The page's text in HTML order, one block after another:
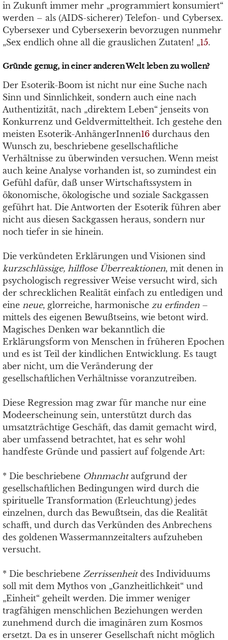
in Zukunft immer mehr „programmiert konsumiert“
werden – als (AIDS-sicherer) Telefon- und Cybersex.
Cybersexer und Cybersexerin bevorzugen nunmehr
„Sex endlich ohne all die grauslichen Zutaten! „15.
Gründe genug, in einer anderen Welt leben zu wollen?
Der Esoterik-Boom ist nicht nur eine Suche nach
Sinn und Sinnlichkeit, sondern auch eine nach
Authentizität, nach „direktem Leben“ jenseits von
Konkurrenz und Geldvermitteltheit. Ich gestehe den
meisten Esoterik-AnhängerInnen16 durchaus den
Wunsch zu, beschriebene gesellschaftliche
Verhältnisse zu überwinden versuchen. Wenn meist
auch keine Analyse vorhanden ist, so zumindest ein
Gefühl dafür, daß unser Wirtschaftssystem in
ökonomische, ökologische und soziale Sackgassen
geführt hat. Die Antworten der Esoterik führen aber
nicht aus diesen Sackgassen heraus, sondern nur
noch tiefer in sie hinein.
Die verkündeten Erklärungen und Visionen sind
kurzschlüssige, hilflose Überreaktionen, mit denen in
psychologisch regressiver Weise versucht wird, sich
der schrecklichen Realität einfach zu entledigen und
eine neue, glorreiche, harmonische zu erfinden –
mittels des eigenen Bewußtseins, wie betont wird.
Magisches Denken war bekanntlich die
Erklärungsform von Menschen in früheren Epochen
und es ist Teil der kindlichen Entwicklung. Es taugt
aber nicht, um die Veränderung der
gesellschaftlichen Verhältnisse voranzutreiben.
Diese Regression mag zwar für manche nur eine
Modeerscheinung sein, unterstützt durch das
umsatzträchtige Geschäft, das damit gemacht wird,
aber umfassend betrachtet, hat es sehr wohl
handfeste Gründe und passiert auf folgende Art:
* Die beschriebene Ohnmachtaufgrund der
gesellschaftlichen Bedingungen wird durch die
spirituelle Transformation (Erleuchtung) jedes
einzelnen, durch das Bewußtsein, das die Realität
schafft, und durch das Verkünden des Anbrechens
des goldenen Wassermannzeitalters aufzuheben
versucht.
* Die beschriebene Zerrissenheitdes Individuums
soll mit dem Mythos von „Ganzheitlichkeit“ und
„Einheit“ geheilt werden. Die immer weniger
tragfähigen menschlichen Beziehungen werden
zunehmend durch die imaginären zum Kosmos
ersetzt. Da es in unserer Gesellschaft nicht möglich